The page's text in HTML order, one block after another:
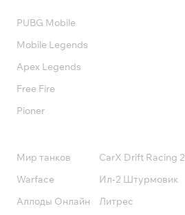
PUBG Mobile
Mobile Legends
Apex Legends
Free Fire
Pioner
Мир танков
Warface
Аллоды Онлайн
CarX Drift Racing 2
Ил-2 Штурмовик
Литрес